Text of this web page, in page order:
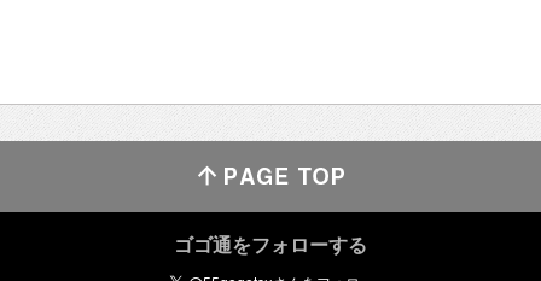
ゴゴ通をフォローする